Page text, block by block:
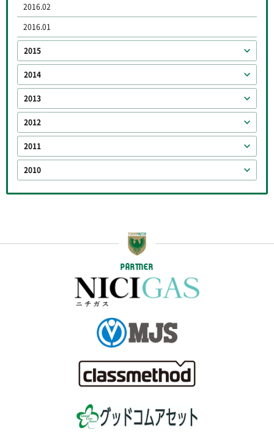
2016.02
2016.01
2015
2014
2013
2012
2011
2010
PARTNER